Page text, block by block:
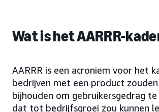
Wat is het AARRR-
AARRR is een acroniem voor het
bedrijven met een product
bijhouden om gebruikersgedrag te
dat tot bedrijfsgroei zou kunnen